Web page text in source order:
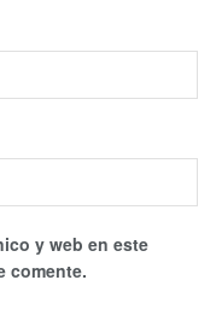
y web en este
comente.